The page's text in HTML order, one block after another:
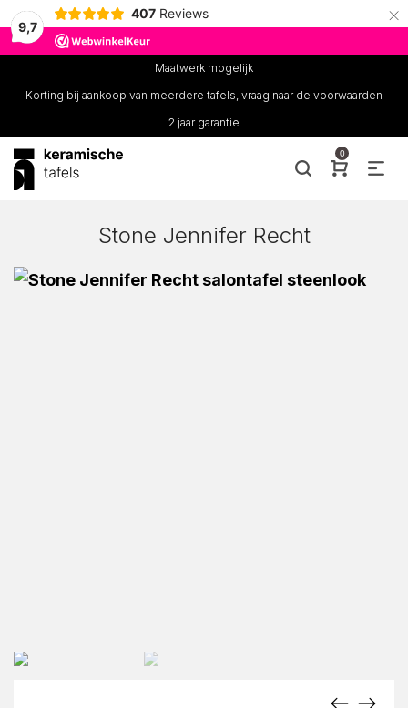
9,7
407 Reviews ×
Maatwerk mogelijk
Korting bij aankoop van meerdere tafels, vraag naar de voorwaarden
2 jaar garantie
0
Stone Jennifer Recht